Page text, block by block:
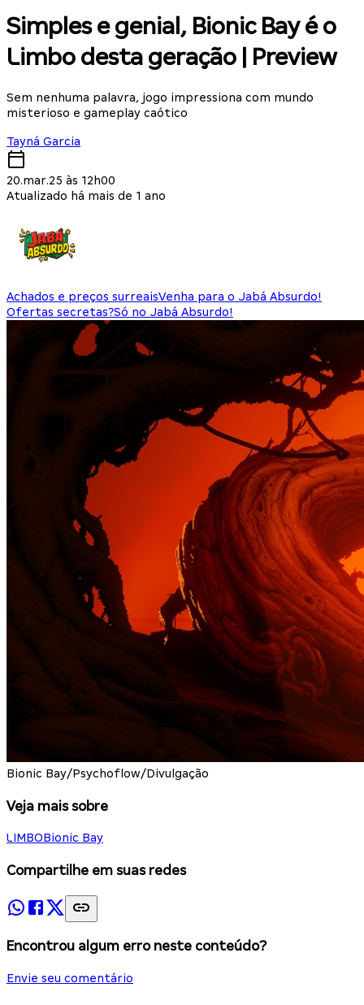
Simples e genial, Bionic Bay é o
Limbo desta geração | Preview
Sem nenhuma palavra, jogo impressiona com mundo
misterioso e gameplay caótico
Tayná Garcia
20.mar.25 às 12h00
Atualizado há mais de 1 ano
Achados e preços surreaisVenha para o Jabá Absurdo!
Ofertas secretas?Só no Jabá Absurdo!
Bionic Bay/Psychoflow/Divulgação
Veja mais sobre
LIMBOBionic Bay
Compartilhe em suas redes
Encontrou algum erro neste conteúdo?
Envie seu comentário